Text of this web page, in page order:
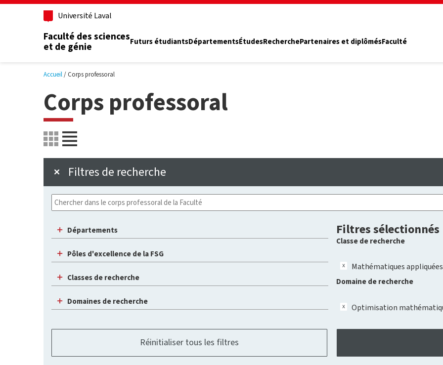
Aller au contenu principal
Université Laval
Faculté des sciences
et de génie
Futurs étudiantsDépartementsÉtudesRecherchePartenaires et diplômésFaculté
Accueil Corps professoral
Corps professoral
Filtres de recherche
Départements
Pôles d'excellence de la FSG
Classes de recherche
Domaines de recherche
Filtres sélectionnés
Classe de recherche
Mathématiques appliquées
Domaine de recherche
Optimisation